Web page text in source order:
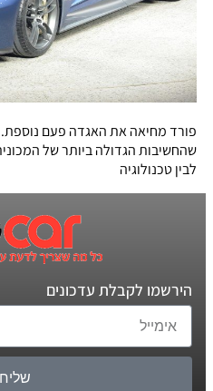
פורד מחיאה את האגדה פעם נוספת.
שהחשיבות הגדולה ביותר של
לבין טכנולוגיה
הירשמו לקבלת עדכונים
שליחה